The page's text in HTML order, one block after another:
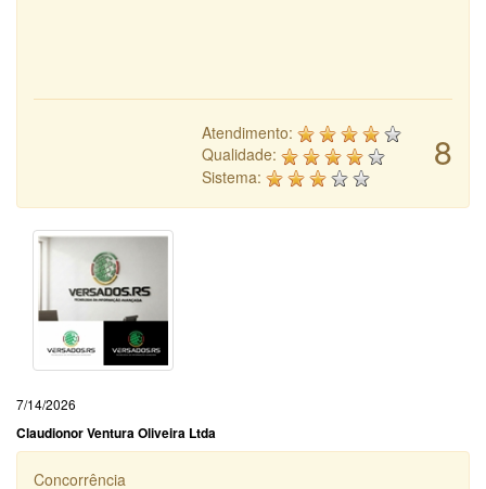
8
Atendimento:
Qualidade:
Sistema:
7/14/2026
Claudionor Ventura Oliveira Ltda
Concorrência